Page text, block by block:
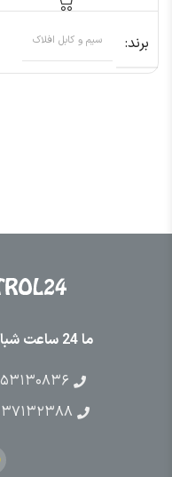
برند سیم و کابل افلاک
ما 24 ساعت شبانه روز در کنار شما هستیم